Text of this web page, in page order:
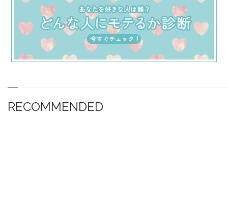
RECOMMENDED